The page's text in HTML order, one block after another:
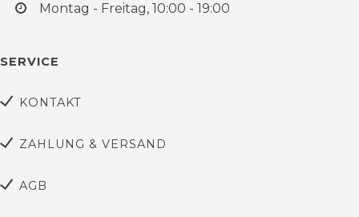
Montag - Freitag, 10:00 - 19:00
SERVICE
KONTAKT
ZAHLUNG & VERSAND
AGB